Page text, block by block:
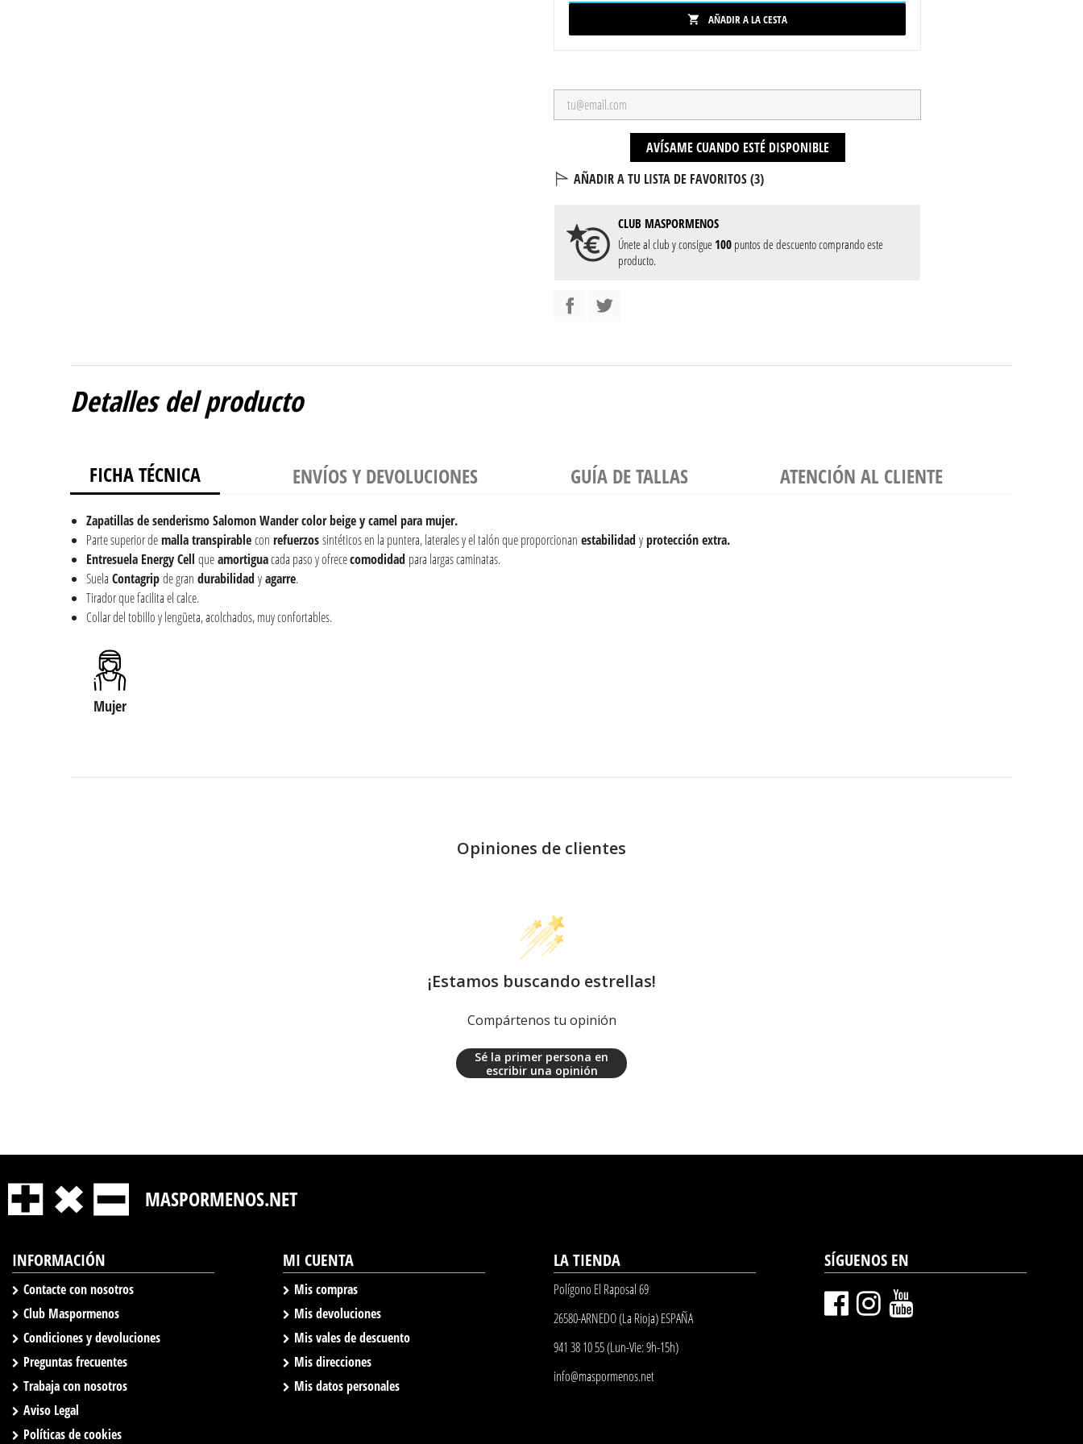
 AÑADIR A LA CESTA
AVÍSAME CUANDO ESTÉ DISPONIBLE
AÑADIR A TU LISTA DE FAVORITOS (3)
CLUB MASPORMENOS
Únete al club y consigue 100puntos de descuento comprando este
producto.
Detalles del producto
FICHA TÉCNICA ENVÍOS Y DEVOLUCIONES GUÍA DE TALLAS ATENCIÓN AL CLIENTE
Zapatillas de senderismo Salomon Wander color beige y camel para mujer.
Parte superior demalla transpirablecon refuerzossintéticos en la puntera, laterales y el talón que proporcionan estabilidad yprotección extra.
Entresuela Energy Cell queamortiguacada paso y ofrececomodidad para largas caminatas.
Suela Contagripde gran durabilidad yagarre.
Tirador que facilita el calce.
Collar del tobillo y lengüeta, acolchados, muy confortables.
Mujer
Opiniones de clientes
¡Estamos buscando estrellas!
Compártenos tu opinión
Sé la primer persona en
escribir una opinión
MASPORMENOS.NET
INFORMACIÓN
Contacte con nosotros
Club Maspormenos
Condiciones y devoluciones
Preguntas frecuentes
Trabaja con nosotros
Aviso Legal
Políticas de cookies
MI CUENTA
Mis compras
Mis devoluciones
Mis vales de descuento
Mis direcciones
Mis datos personales
LA TIENDA
Polígono El Raposal 69
26580-ARNEDO (La Rioja) ESPAÑA
941 38 10 55 (Lun-Vie: 9h-15h)
info@maspormenos.net
SÍGUENOS EN